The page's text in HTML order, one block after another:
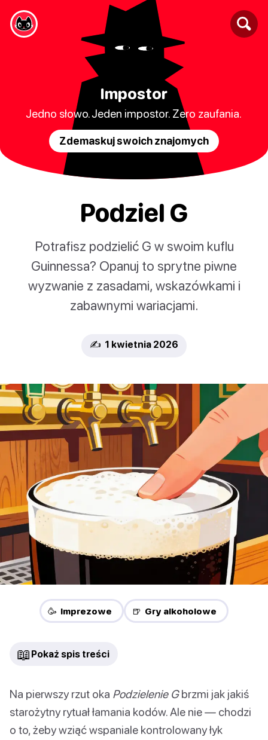
Impostor
Jedno słowo. Jeden impostor. Zero zaufania.
Zdemaskuj swoich znajomych
Podziel G
Potrafisz podzielić G w swoim kuflu
Guinnessa? Opanuj to sprytne piwne
wyzwanie z zasadami, wskazówkami i
zabawnymi wariacjami.
✍️ 1 kwietnia 2026
🥳 Imprezowe 🍺 Gry alkoholowe
📖 Pokaż spis treści
Na pierwszy rzut oka Podzielenie Gbrzmi jak jakiś
starożytny rytuał łamania kodów. Ale nie — chodzi
o to, żeby wziąć wspaniale kontrolowany łyk